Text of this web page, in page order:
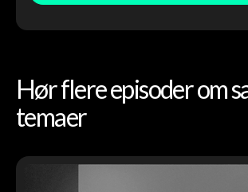
Hør flere episoder om
temaer